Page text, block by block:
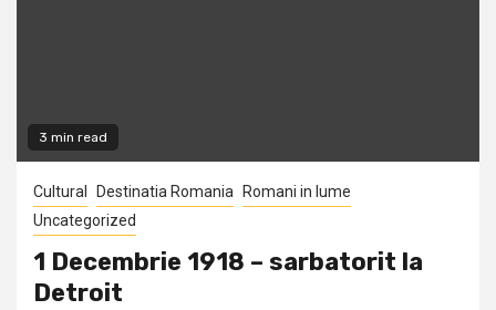
3 min read
Cultural Destinatia Romania
Romani in lume
Uncategorized
1 Decembrie 1918 – sarbatorit la
Detroit